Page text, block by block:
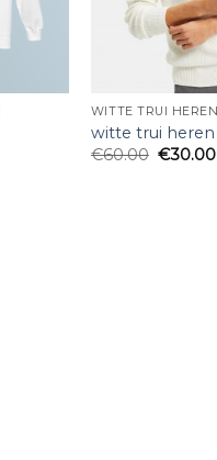
WITTE TRUI HEREN
witte trui heren
€60.00 €30.00